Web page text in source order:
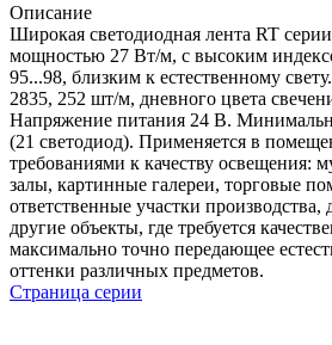
Описание
Широкая светодиодная лента RT
мощностью 27 Вт/м, с высоким
95...98, близким к естественному
2835, 252 шт/м, дневного цвета
Напряжение питания 24 В.
(21 светодиод). Применяется в
требованиями к качеству освещения:
залы, картинные галереи, торговые
ответственные участки производства,
другие объекты, где требуется
максимально точно передающее
оттенки различных предметов.
Страница серии